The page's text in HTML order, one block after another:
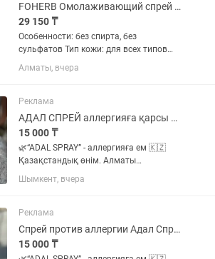
FOHERB Омолаживающий спрей с лифтинг эффектом, 120 мл
29 150 ₸
Особенности: без спирта, без
сульфатов Тип кожи: для всех типов
кожи, для жирной кожи, для
комбинированной кожи, для сухой
производства:...
Алматы, вчера
Реклама
АДАЛ СПРЕЙ аллергияға қарсы спрей
15 000 ₸
🌿“ADAL SPRAY” - аллергияға ем 🇰🇿
Қазақстандық өнім. Алматы
қаласында шығады 🏕️Таза табиғи
өнім, құрамында синтетика, химия
зере майы, витграс және зәм зәм суы.
Көлемі:...
Шымкент, вчера
Реклама
Спрей против аллергии Адал Спрей
15 000 ₸